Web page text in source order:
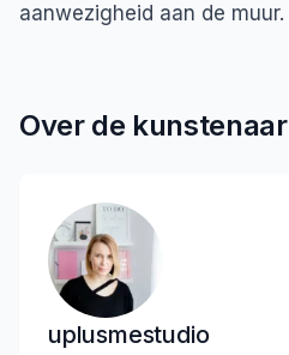
aanwezigheid aan de muur.
Over de kunstenaar
uplusmestudio